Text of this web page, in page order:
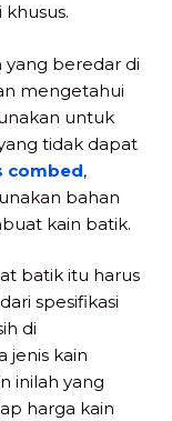
yang beredar di
mengetahui
untuk
tidak dapat
combed,
bahan
kain batik.
batik itu harus
spesifikasi
di
jenis kain
inilah yang
harga kain